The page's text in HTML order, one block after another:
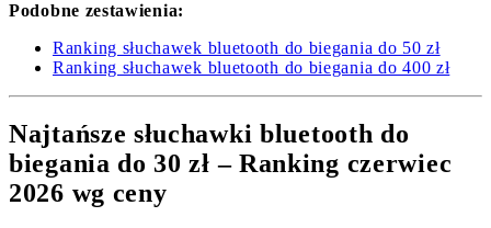
Podobne zestawienia:
Ranking słuchawek bluetooth do biegania do 50 zł
Ranking słuchawek bluetooth do biegania do 400 zł
Najtańsze słuchawki bluetooth do
biegania do 30 zł – Ranking czerwiec
2026 wg ceny